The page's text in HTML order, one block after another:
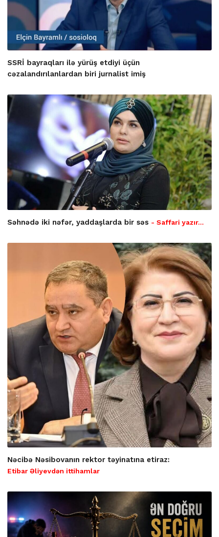
SSRİ bayraqları ilə yürüş etdiyi üçün
cəzalandırılanlardan biri jurnalist imiş
Səhnədə iki nəfər, yaddaşlarda bir səs - Saffari yazır…
Nəcibə Nəsibovanın rektor təyinatına etiraz:
Etibar Əliyevdən ittihamlar